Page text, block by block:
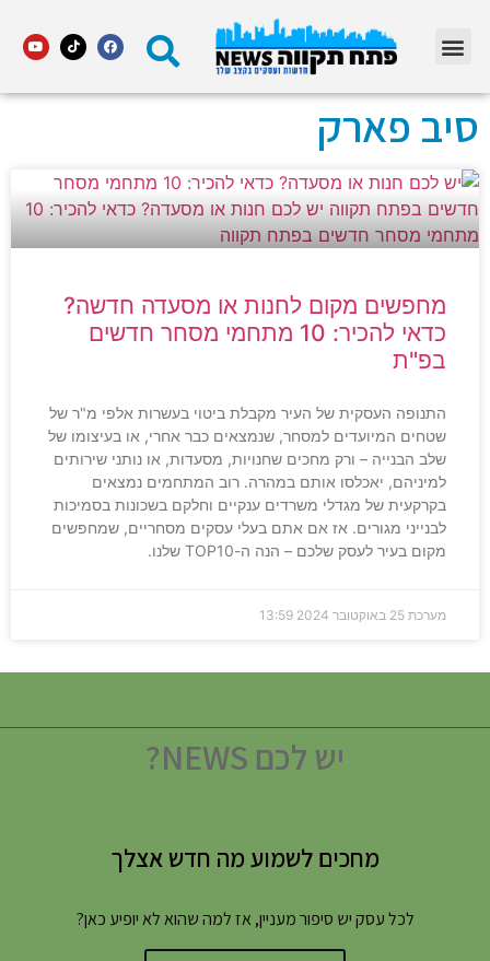
סיב פארק
מחפשים מקום לחנות או מסעדה חדשה?
כדאי להכיר: 10 מתחמי מסחר חדשים
בפ"ת
התנופה העסקית של העיר מקבלת ביטוי בעשרות אלפי מ"ר של
שטחים המיועדים למסחר, שנמצאים כבר אחרי, או בעיצומו של
שלב הבנייה – ורק מחכים שחנויות, מסעדות, או נותני שירותים
למיניהם, יאכלסו אותם במהרה. רוב המתחמים נמצאים
בקרקעית של מגדלי משרדים ענקיים וחלקם בשכונות בסמיכות
לבנייני מגורים. אז אם אתם בעלי עסקים מסחריים, שמחפשים
מקום בעיר לעסק שלכם – הנה ה-TOP10 שלנו.
מערכת 25 באוקטובר 2024 13:59
יש לכם NEWS?
מחכים לשמוע מה חדש אצלך
לכל עסק יש סיפור מעניין, אז למה שהוא לא יופיע כאן?